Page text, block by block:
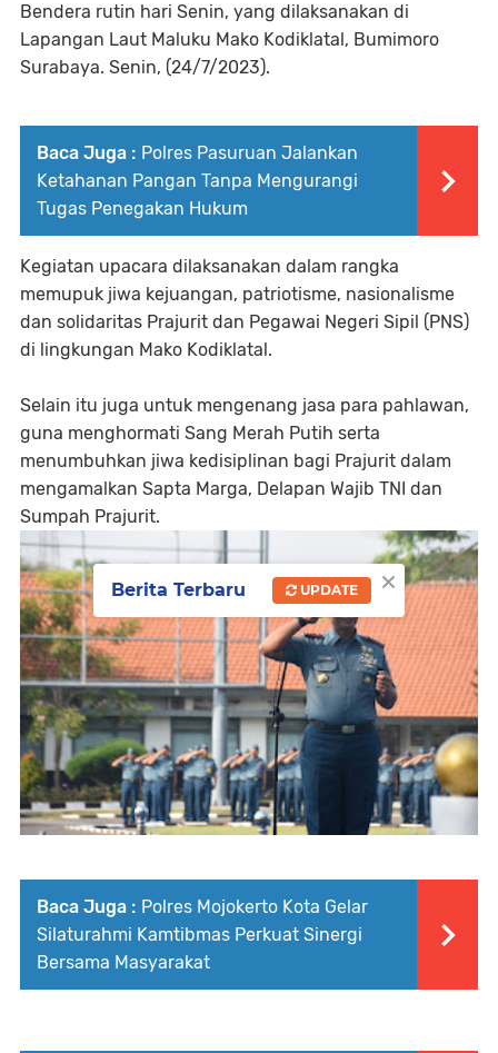
Bendera rutin hari Senin, yang dilaksanakan di
Lapangan Laut Maluku Mako Kodiklatal, Bumimoro
Surabaya. Senin, (24/7/2023).
Baca Juga : Polres Pasuruan Jalankan
Ketahanan Pangan Tanpa Mengurangi
Tugas Penegakan Hukum
Kegiatan upacara dilaksanakan dalam rangka
memupuk jiwa kejuangan, patriotisme, nasionalisme
dan solidaritas Prajurit dan Pegawai Negeri Sipil (PNS)
di lingkungan Mako Kodiklatal.
Selain itu juga untuk mengenang jasa para pahlawan,
guna menghormati Sang Merah Putih serta
menumbuhkan jiwa kedisiplinan bagi Prajurit dalam
mengamalkan Sapta Marga, Delapan Wajib TNI dan
Sumpah Prajurit.
Baca Juga : Polres Mojokerto Kota Gelar
Silaturahmi Kamtibmas Perkuat Sinergi
Bersama Masyarakat
×
Berita Terbaru UPDATE